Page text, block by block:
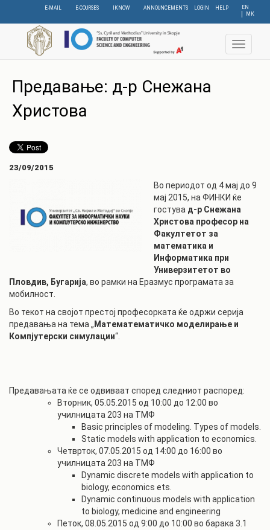
content
EN
МК
E-MAIL E-COURSES IKNOW ANNOUNCEMENTS LOGIN HELP
Toggle
Предавање: д-р Снежана
Христова
23/09/2015
Во периодот од 4 мај до 9
мај 2015, на ФИНКИ ќе
гостува д-р Снежана
Христова професор на
Факултетот за
математика и
Информатика при
Универзитетот во
Пловдив, Бугарија, во рамки на Еразмус програмата за
мобилност.
Во текот на својот престој професорката ќе одржи серија
предавања на тема „ Математематичко моделирање и
Компјутерски симулации“.
Предавањата ќе се одвиваат според следниот распоред:
Вторник, 05.05.2015 од 10:00 до 12:00 во
училницата 203 на ТМФ
Basic principles of modeling. Types of models.
Static models with application to economics.
Четврток, 07.05.2015 од 14:00 до 16:00 во
училницата 203 на ТМФ
Dynamic discrete models with application to
biology, economics ets.
Dynamic continuous models with application
to biology, medicine and engineering
Петок, 08.05.2015 од 9:00 до 10:00 во барака 3.1